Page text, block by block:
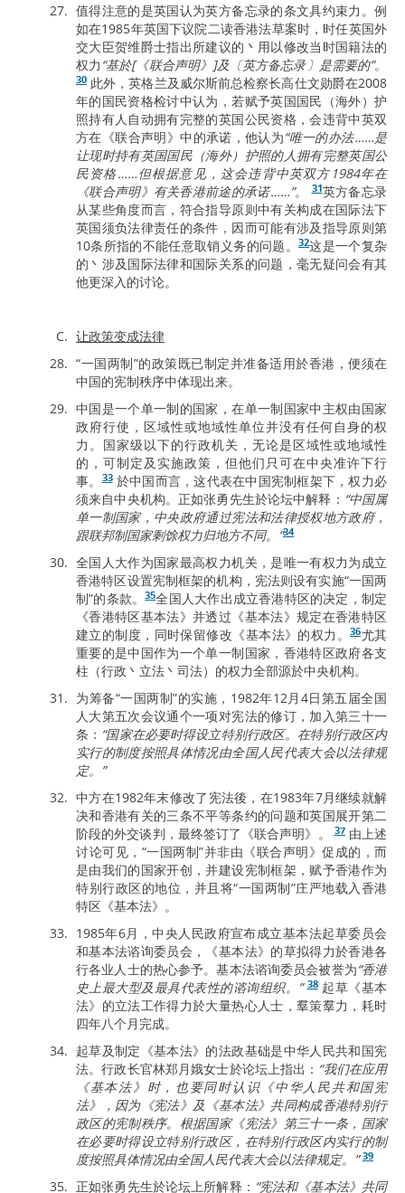
值得注意的是英国认为英方备忘录的条文具约束力。例
如在1985年英国下议院二读香港法草案时，时任英国外
交大臣贺维爵士指出所建议的丶用以修改当时国籍法的
权力 “基於[《联合声明》]及〔英方备忘录〕是需要的”。
30 此外，英格兰及威尔斯前总检察长高仕文勋爵在2008
年的国民资格检讨中认为，若赋予英国国民（海外）护
照持有人自动拥有完整的英国公民资格，会违背中英双
方在《联合声明》中的承诺，他认为“唯一的办法……是
让现时持有英国国民（海外）护照的人拥有完整英国公
民资格……但根据意见，这会违背中英双方1984年在
《联合声明》有关香港前途的承诺……”。31英方备忘录
从某些角度而言，符合指导原则中有关构成在国际法下
英国须负法律责任的条件，因而可能有涉及指导原则第
10条所指的不能任意取销义务的问题。
32这是一个复杂
的丶涉及国际法律和国际关系的问题，毫无疑问会有其
他更深入的讨论。
让政策变成法律
“一国两制”的政策既已制定并准备适用於香港，便须在
中国的宪制秩序中体现出来。
中国是一个单一制的国家，在单一制国家中主权由国家
政府行使，区域性或地域性单位并没有任何自身的权
力。国家级以下的行政机关，无论是区域性或地域性
的，可制定及实施政策，但他们只可在中央准许下行
事。33於中国而言，这代表在中国宪制框架下，权力必
须来自中央机构。正如张勇先生於论坛中解释： “中国属
单一制国家，中央政府通过宪法和法律授权地方政府，
跟联邦制国家剩馀权力归地方不同。”34
全国人大作为国家最高权力机关，是唯一有权力为成立
香港特区设置宪制框架的机构，宪法则设有实施“一国两
制”的条款。35全国人大作出成立香港特区的决定，制定
《香港特区基本法》并透过《基本法》规定在香港特区
建立的制度，同时保留修改《基本法》的权力。36尤其
重要的是中国作为一个单一制国家，香港特区政府各支
柱（行政丶立法丶司法）的权力全部源於中央机构。
为筹备“一国两制”的实施，1982年12月4日第五届全国
人大第五次会议通个一项对宪法的修订，加入第三十一
条： “国家在必要时得设立特别行政区。在特别行政区内
实行的制度按照具体情况由全国人民代表大会以法律规
定。”
中方在1982年末修改了宪法後，在1983年7月继续就解
决和香港有关的三条不平等条约的问题和英国展开第二
阶段的外交谈判，最终签订了《联合声明》。37由上述
讨论可见，“一国两制”并非由《联合声明》促成的，而
是由我们的国家开创，并建设宪制框架，赋予香港作为
特别行政区的地位，并且将“一国两制”庄严地载入香港
特区《基本法》。
1985年6月，中央人民政府宣布成立基本法起草委员会
和基本法谘询委员会，《基本法》的草拟得力於香港各
行各业人士的热心参予。基本法谘询委员会被誉为“香港
史上最大型及最具代表性的谘询组织。”38起草《基本
法》的立法工作得力於大量热心人士，羣策羣力，耗时
四年八个月完成。
起草及制定《基本法》的法政基础是中华人民共和国宪
法。行政长官林郑月娥女士於论坛上指出： “我们在应用
《基本法》时，也要同时认识《中华人民共和国宪
法》，因为《宪法》及《基本法》共同构成香港特别行
政区的宪制秩序。根据国家《宪法》第三十一条，国家
在必要时得设立特别行政区，在特别行政区内实行的制
度按照具体情况由全国人民代表大会以法律规定。”39
正如张勇先生於论坛上所解释： “宪法和《基本法》共同